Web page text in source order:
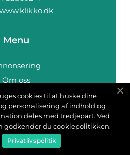
Menu
Om oss
Cookies
oss
Sitemap
cookies til at huske dine
personalisering af indhold og
deles med tredjepart. Ved
godkender du cookiepolitikken.
Privatlivspolitik